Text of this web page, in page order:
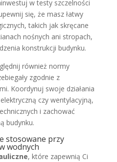
w testy szczelności
się, że masz łatwy
takich jak skręcane
nośnych ani stropach,
konstrukcji budynku.
również normy
zgodnie z
Koordynuj swoje działania
czy wentylacyjną,
i zachować
budynku.
stosowane przy
wodnych
, które zapewnią Ci